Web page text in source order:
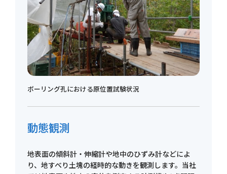
ボーリング孔における原位置試験状況
動態観測
地表面の傾斜計・伸縮計や地中のひずみ計などによ
り、地すべり土塊の経時的な動きを観測します。当社